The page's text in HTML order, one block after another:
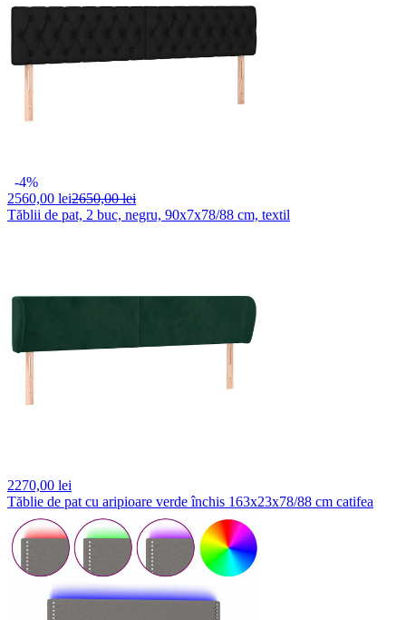
-4%
2560,00 lei2650,00 lei
Tăblii de pat, 2 buc, negru, 90x7x78/88 cm, textil
2270,00 lei
Tăblie de pat cu aripioare verde închis 163x23x78/88 cm catifea